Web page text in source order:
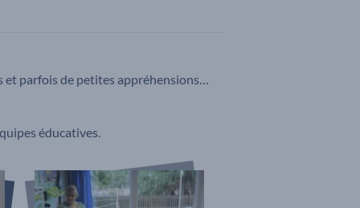
et parfois de petites appréhensions…
éducatives.